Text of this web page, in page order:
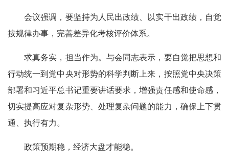
会议强调，要坚持为人民出政绩、以实干出政绩，自觉
按规律办事，完善差异化考核评价体系。
求真务实，担当作为。与会同志表示，要自觉把思想和
行动统一到党中央对形势的科学判断上来，按照党中央决策
部署和习近平总书记重要讲话要求，增强责任感和使命感，
切实提高应对复杂形势、处理复杂问题的能力，确保上下贯
通、执行有力。
政策预期稳，经济大盘才能稳。